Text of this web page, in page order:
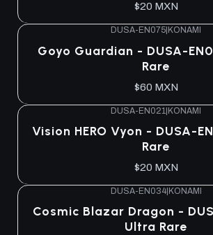
$20 MXN
DUSA-EN075 KONAMI
Goyo Guardian - DUSA-
Rare
$60 MXN
DUSA-EN021 |KONAMI
Vision HERO Vyon - DUSA-
Rare
$20 MXN
DUSA-EN034| KONAMI
Cosmic Blazar Dragon -
Ultra Rare